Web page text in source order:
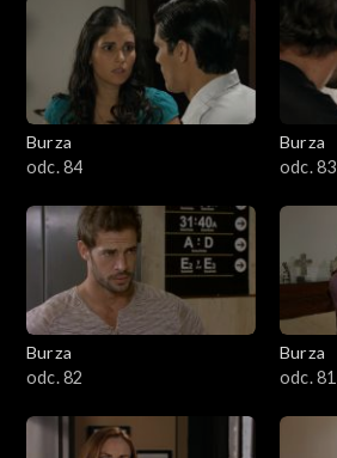
Burza
odc. 84
Burza
odc. 83
Burza
odc. 82
Burza
odc. 81